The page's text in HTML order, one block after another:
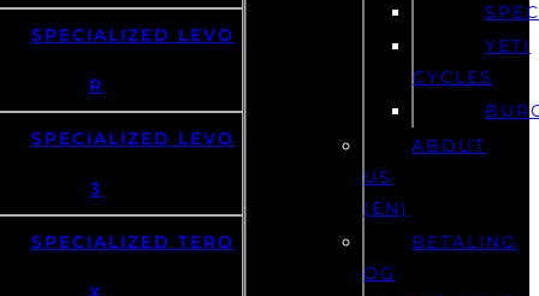
SPECIALIZED LEVO
R
SPECIALIZED LEVO
3
SPECIALIZED TERO
YETI
CYCLES
ABOUT
US
(EN)
BETALING
OG